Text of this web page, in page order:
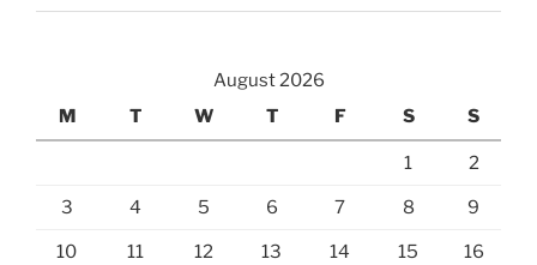
August 2026
M
T W T F S S
1 2
3 4 5 6 7 8 9
10 11 12 13 14 15 16